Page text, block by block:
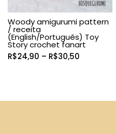
Woody amigurumi pattern
/ receita
(English/Português) Toy
Story crochet fanart
R$24,90 – R$30,50
através